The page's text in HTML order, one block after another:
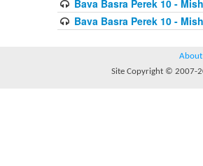
Bava Basra Perek 10 -
Bava Basra Perek 10 -
About
Site Copyright © 2007-